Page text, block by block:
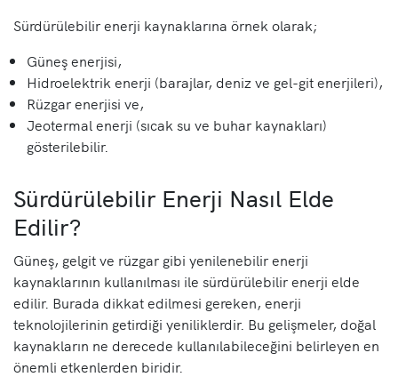
Sürdürülebilir enerji kaynaklarına örnek olarak;
Güneş enerjisi,
Hidroelektrik enerji (barajlar, deniz ve gel-git enerjileri),
Rüzgar enerjisi ve,
Jeotermal enerji (sıcak su ve buhar kaynakları)
gösterilebilir.
Sürdürülebilir Enerji Nasıl Elde
Edilir?
Güneş, gelgit ve rüzgar gibi yenilenebilir enerji
kaynaklarının kullanılması ile sürdürülebilir enerji elde
edilir. Burada dikkat edilmesi gereken, enerji
teknolojilerinin getirdiği yeniliklerdir. Bu gelişmeler, doğal
kaynakların ne derecede kullanılabileceğini belirleyen en
önemli etkenlerden biridir.